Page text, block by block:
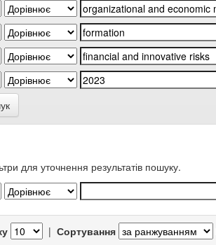
для уточнення результатів пошуку.
| Сортування